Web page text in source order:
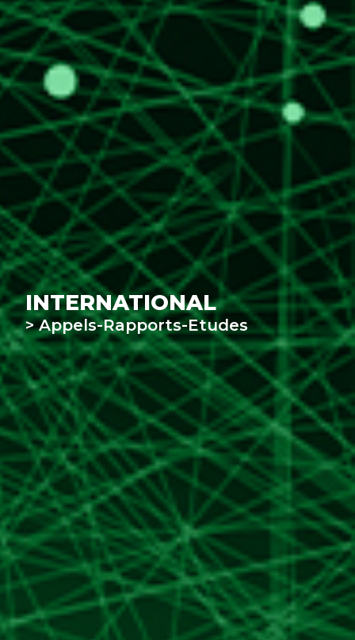
INTERNATIONAL
> Appels-Rapports-Etudes